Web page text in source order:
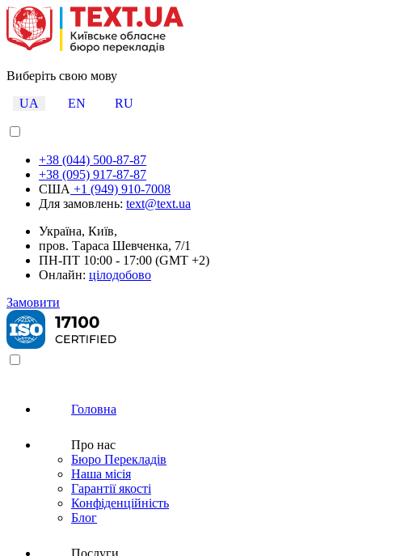
Виберіть свою мову
UA
EN RU
+38 (044) 500-87-87
+38 (095) 917-87-87
США +1 (949) 910-7008
Для замовлень: text@text.ua
Україна, Київ,
пров. Тараса Шевченка, 7/1
ПН-ПТ 10:00 - 17:00 (GMT +2)
Онлайн: цілодобово
Замовити
Головна
Про нас
Бюро Перекладів
Наша місія
Гарантії якості
Конфіденційність
Блог
Послуги